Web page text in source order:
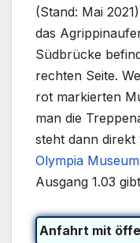
(Stand: Mai
das
Südbrücke
rechten Seite.
rot markierten
man die
steht dann direkt
Olympia Museum
Ausgang 1.03
Anfahrt mit